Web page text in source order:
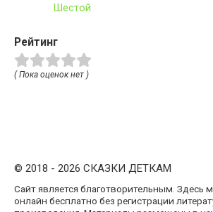
Шестой
Рейтинг
( Пока оценок нет )
© 2018 - 2026 СКАЗКИ ДЕТКАМ
Сайт является благотворительным. Здесь
онлайн бесплатно без регистрации